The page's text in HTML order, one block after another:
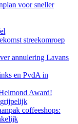
voor sneller
streekomroep
annulering Lavans
en PvdA in
Award!
coffeeshops: